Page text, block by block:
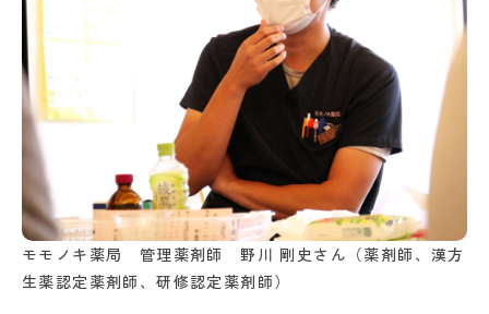
モモノキ薬局 管理薬剤師 野川 剛史さん（薬剤師、漢方
生薬認定薬剤師、研修認定薬剤師）